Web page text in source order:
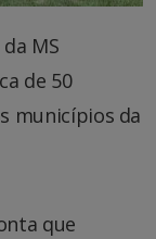
MS
de 50
municípios da
que